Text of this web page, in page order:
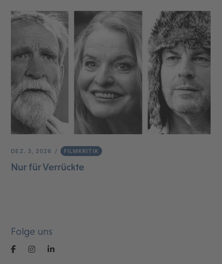
DEZ. 3, 2026 FILMKRITIK
Nur für Verrückte
Folge uns